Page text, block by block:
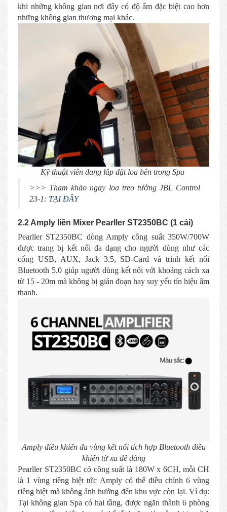
khi những không gian nơi đây có độ ẩm đặc biệt cao hơn
những không gian thương mại khác.
Kỹ thuật viên đang lắp đặt loa bên trong Spa
>>> Tham khảo ngay loa treo tường JBL Control
23-1: TẠI ĐÂY
2.2 Amply liền Mixer Pearller ST2350BC (1 cái)
Pearller ST2350BC dòng Amply công suất 350W/700W
được trang bị kết nối đa dạng cho người dùng như các
cổng USB, AUX, Jack 3.5, SD-Card và trình kết nối
Bluetooth 5.0 giúp người dùng kết nối với khoảng cách xa
từ 15 - 20m mà không bị gián đoạn hay suy yếu tín hiệu âm
thanh.
Amply điều khiển đa vùng kết nối tích hợp Bluetooth điều
khiển từ xa dễ dàng
Pearller ST2350BC có công suất là 180W x 6CH, mỗi CH
là 1 vùng riêng biệt tức Amply có thể điều chỉnh 6 vùng
riêng biệt mà không ảnh hưởng đến khu vực còn lại. Ví dụ:
Tại không gian Spa có hai tầng, được ngăn thành 6 phòng